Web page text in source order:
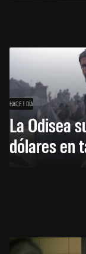
HACE 1 DÍA
La Odisea
dólares en